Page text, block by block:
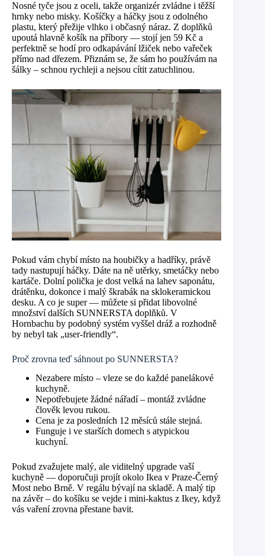
Nosné tyče jsou z oceli, takže organizér zvládne i těžší
hrnky nebo misky. Košíčky a háčky jsou z odolného
plastu, který přežije vlhko i občasný náraz. Z doplňků
upoutá hlavně košík na příbory — stojí jen 59 Kč a
perfektně se hodí pro odkapávání lžiček nebo vařeček
přímo nad dřezem. Přiznám se, že sám ho používám na
šálky – schnou rychleji a nejsou cítit zatuchlinou.
Pokud vám chybí místo na houbičky a hadříky, právě
tady nastupují háčky. Dáte na ně utěrky, smetáčky nebo
kartáče. Dolní polička je dost velká na lahev saponátu,
drátěnku, dokonce i malý škrabák na sklokeramickou
desku. A co je super — můžete si přidat libovolné
množství dalších SUNNERSTA doplňků. V
Hornbachu by podobný systém vyššel dráž a rozhodně
by nebyl tak „user-friendly“.
Proč zrovna teď sáhnout po SUNNERSTA?
Nezabere místo – vleze se do každé panelákové
kuchyně.
Nepotřebujete žádné nářadí – montáž zvládne
člověk levou rukou.
Cena je za posledních 12 měsíců stále stejná.
Funguje i ve starších domech s atypickou
kuchyní.
Pokud zvažujete malý, ale viditelný upgrade vaší
kuchyně — doporučuji projít okolo Ikea v Praze-Černý
Most nebo Brně. V regálu bývají na skladě. A malý tip
na závěr – do košíku se vejde i mini-kaktus z Ikey, když
vás vaření zrovna přestane bavit.